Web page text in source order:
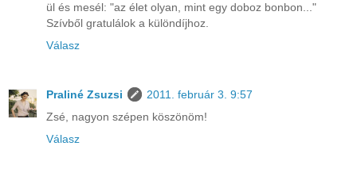
ül és mesél: "az élet olyan, mint egy doboz bonbon..."
Szívből gratulálok a különdíjhoz.
Válasz
Praliné Zsuzsi
2011. február 3. 9:57
Zsé, nagyon szépen köszönöm!
Válasz